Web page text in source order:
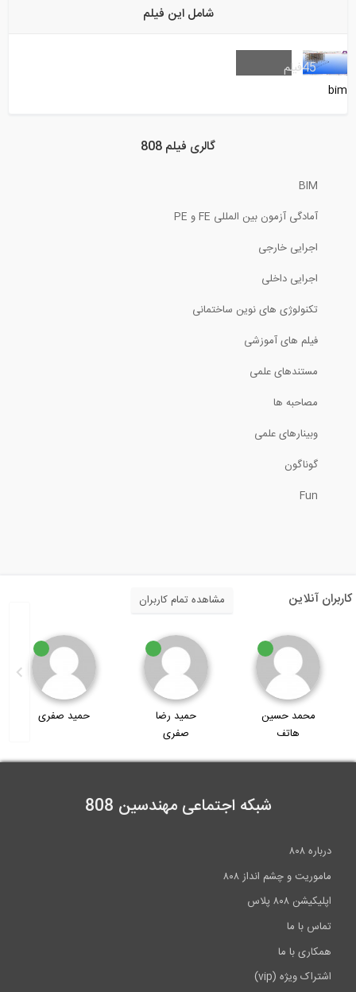
نحوه دانلود نسخه آزمایشی نرم افزار...
خط تاثیر لنگر برای تیرهای معین استاتیکی...
8:08
طراحی سازه فولادی یک انبار در نرم افزار...
انواع تکیه گاه در نرم افزار DeepEX
شامل این فیلم
bim
45فیلم
گالری فیلم 808
BIM
آمادگی آزمون بین المللی FE و PE
اجرایی خارجی
اجرایی داخلی
تکنولوژی های نوین ساختمانی
فیلم های آموزشی
مستندهای علمی
مصاحبه ها
وبینارهای علمی
گوناگون
Fun
کاربران آنلاین مشاهده تمام کاربران
محمد حسین
هاتف
حمید رضا
صفری
حمید صفری
شبکه اجتماعی مهندسین 808
درباره ۸۰۸
ماموریت و چشم انداز ۸۰۸
اپلیکیشن ۸۰۸ پلاس
تماس با ما
همکاری با ما
اشتراک ویژه (vip)